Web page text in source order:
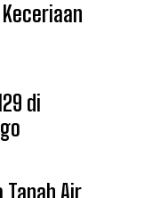
di
Tanah Air